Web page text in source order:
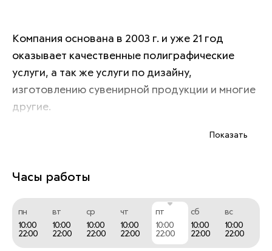
Компания основана в 2003 г. и уже 21 год
оказывает качественные полиграфические
услуги, а так же услуги по дизайну,
изготовлению сувенирной продукции и многие
другие.
500+ сотрудников;
Более 300 офисов;
Более 700 000 клиентов.
Показать
Часы работы
пн
10:00
22:00
вт
10:00
22:00
ср
10:00
22:00
чт
10:00
22:00
пт
10:00
22:00
сб
10:00
22:00
вс
10:00
22:00